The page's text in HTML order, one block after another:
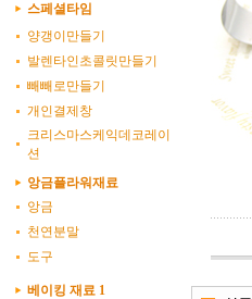
스페셜타임
양갱이만들기
발렌타인초콜릿만들기
빼빼로만들기
개인결제창
크리스마스케익데코레이
션
앙금플라워재료
앙금
천연분말
도구
베이킹 재료 1